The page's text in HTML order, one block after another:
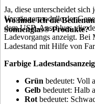
Ja, diese unterscheidet sich
Vorgängermodelle der
dem USB-Anschluss, die
Ladevorgangs anzeigt. Bei
Ladestand mit Hilfe von
Farbige
Grün bedeutet: Voll
Gelb bedeutet: Halb
Rot bedeutet:
Wo finde ich die
Sonnenglas®-Produkte?